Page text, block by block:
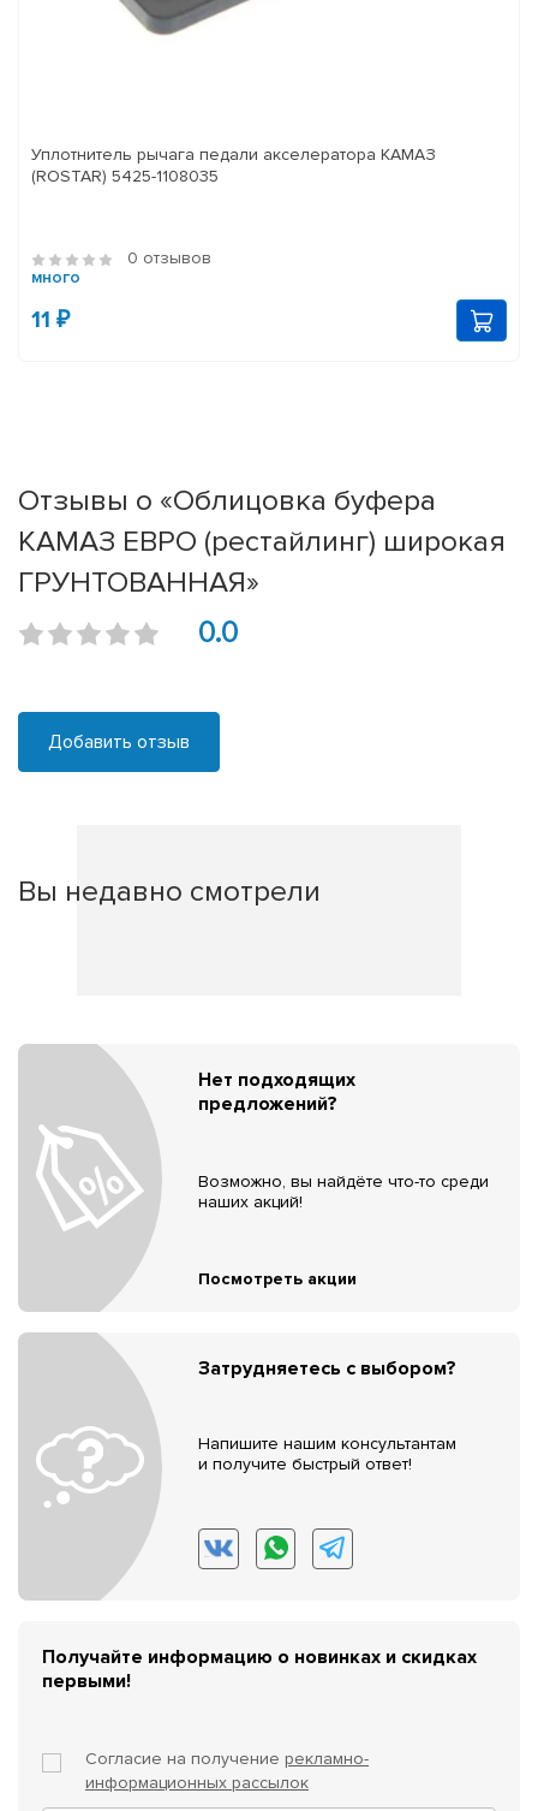
Уплотнитель рычага педали акселератора КАМАЗ
(ROSTAR) 5425-1108035
0 отзывов
много
11 ₽
Отзывы о «Облицовка буфера
КАМАЗ ЕВРО (рестайлинг) широкая
ГРУНТОВАННАЯ»
0.0
Добавить отзыв
Вы недавно смотрели
Нет подходящих
предложений?
Возможно, вы найдёте что-то среди
наших акций!
Посмотреть акции
Затрудняетесь с выбором?
Напишите нашим консультантам
и получите быстрый ответ!
Получайте информацию о новинках и скидках
первыми!
Согласие на получение рекламно-
информационных рассылок